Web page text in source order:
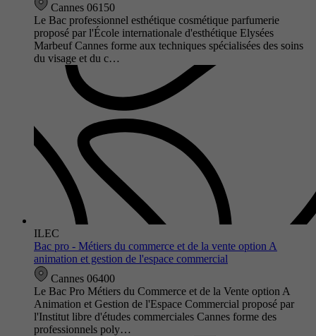
Cannes 06150
Le Bac professionnel esthétique cosmétique parfumerie
proposé par l'École internationale d'esthétique Elysées
Marbeuf Cannes forme aux techniques spécialisées des soins
du visage et du c…
ILEC
Bac pro - Métiers du commerce et de la vente option A
animation et gestion de l'espace commercial
Cannes 06400
Le Bac Pro Métiers du Commerce et de la Vente option A
Animation et Gestion de l'Espace Commercial proposé par
l'Institut libre d'études commerciales Cannes forme des
professionnels poly…